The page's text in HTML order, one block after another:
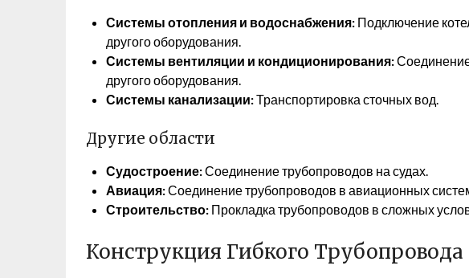
Системы отопления и водоснабжения: Подключение
другого оборудования.
Системы вентиляции и кондиционирования:
другого оборудования.
Системы канализации:Транспортировка сточных вод.
Другие области
Судостроение:Соединение трубопроводов на судах.
Авиация:Соединение трубопроводов в авиационных
Строительство: Прокладка трубопроводов в сложных
Конструкция Гибкого